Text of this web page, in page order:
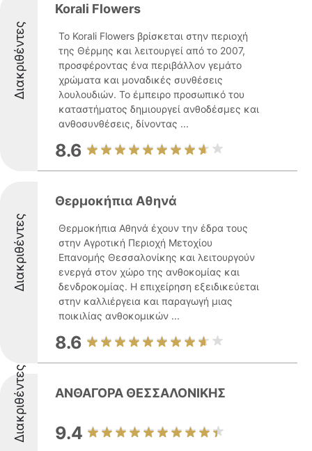
Διακριθέντες
Korali Flowers
Το Korali Flowers βρίσκεται στην περιοχή
της Θέρμης και λειτουργεί από το 2007,
προσφέροντας ένα περιβάλλον γεμάτο
χρώματα και μοναδικές συνθέσεις
λουλουδιών. Το έμπειρο προσωπικό του
καταστήματος δημιουργεί ανθοδέσμες και
ανθοσυνθέσεις, δίνοντας ...
8.6
Διακριθέντες
Θερμοκήπια Αθηνά
Θερμοκήπια Αθηνά έχουν την έδρα τους
στην Αγροτική Περιοχή Μετοχίου
Επανομής Θεσσαλονίκης και λειτουργούν
ενεργά στον χώρο της ανθοκομίας και
δενδροκομίας. Η επιχείρηση εξειδικεύεται
στην καλλιέργεια και παραγωγή μιας
ποικιλίας ανθοκομικών ...
8.6
Διακριθέντες ΑΝΘΑΓΟΡΑ ΘΕΣΣΑΛΟΝΙΚΗΣ
9.4